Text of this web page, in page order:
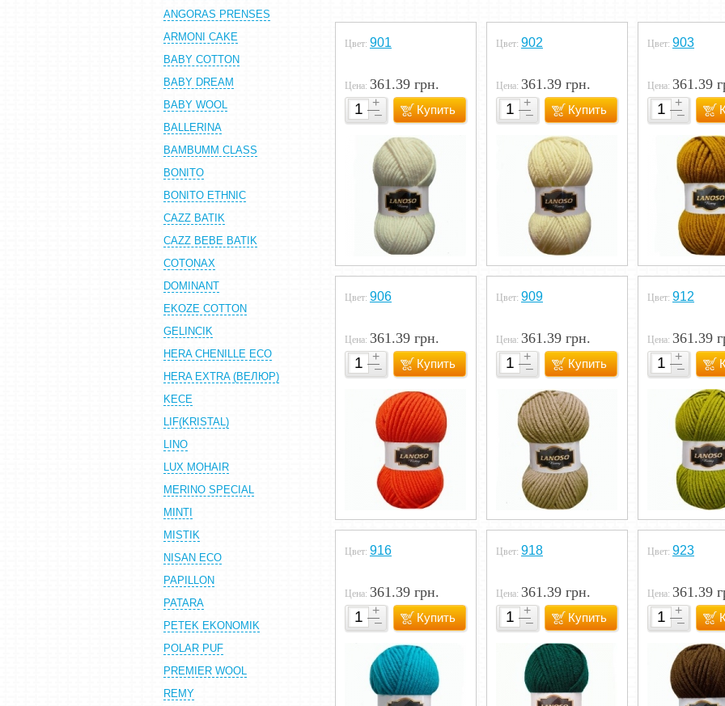
ANGORAS PRENSES
ARMONI CAKE
BABY COTTON
BABY DREAM
BABY WOOL
BALLERINA
BAMBUMM CLASS
BONITO
BONITO ETHNIC
CAZZ BATIK
CAZZ BEBE BATIK
COTONAX
DOMINANT
EKOZE COTTON
GELINCIK
HERA CHENILLE ECO
HERA EXTRA (ВЕЛЮР)
KECE
LIF(KRISTAL)
LINO
LUX MOHAIR
MERINO SPECIAL
MINTI
MISTIK
NISAN ECO
PAPILLON
PATARA
PETEK EKONOMIK
POLAR PUF
PREMIER WOOL
REMY
Цвет: 901
Цена: 361.39 грн.
Купить
Цвет: 902
Цена: 361.39 грн.
Купить
Цвет: 903
Цена: 361.39
Цвет: 906
Цена: 361.39 грн.
Купить
Цвет: 909
Цена: 361.39 грн.
Купить
Цвет: 912
Цена: 361.39
Цвет: 916
Цена: 361.39 грн.
Купить
Цвет: 918
Цена: 361.39 грн.
Купить
Цвет: 923
Цена: 361.39